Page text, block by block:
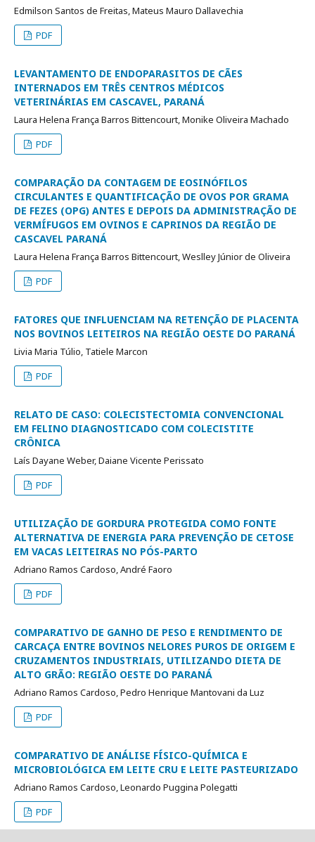
Edmilson Santos de Freitas, Mateus Mauro Dallavechia
PDF
LEVANTAMENTO DE ENDOPARASITOS DE CÃES
INTERNADOS EM TRÊS CENTROS MÉDICOS
VETERINÁRIAS EM CASCAVEL, PARANÁ
Laura Helena França Barros Bittencourt, Monike Oliveira Machado
PDF
COMPARAÇÃO DA CONTAGEM DE EOSINÓFILOS
CIRCULANTES E QUANTIFICAÇÃO DE OVOS POR GRAMA
DE FEZES (OPG) ANTES E DEPOIS DA ADMINISTRAÇÃO DE
VERMÍFUGOS EM OVINOS E CAPRINOS DA REGIÃO DE
CASCAVEL PARANÁ
Laura Helena França Barros Bittencourt, Weslley Júnior de Oliveira
PDF
FATORES QUE INFLUENCIAM NA RETENÇÃO DE PLACENTA
NOS BOVINOS LEITEIROS NA REGIÃO OESTE DO PARANÁ
Livia Maria Túlio, Tatiele Marcon
PDF
RELATO DE CASO: COLECISTECTOMIA CONVENCIONAL
EM FELINO DIAGNOSTICADO COM COLECISTITE
CRÔNICA
Laís Dayane Weber, Daiane Vicente Perissato
PDF
UTILIZAÇÃO DE GORDURA PROTEGIDA COMO FONTE
ALTERNATIVA DE ENERGIA PARA PREVENÇÃO DE CETOSE
EM VACAS LEITEIRAS NO PÓS-PARTO
Adriano Ramos Cardoso, André Faoro
PDF
COMPARATIVO DE GANHO DE PESO E RENDIMENTO DE
CARCAÇA ENTRE BOVINOS NELORES PUROS DE ORIGEM E
CRUZAMENTOS INDUSTRIAIS, UTILIZANDO DIETA DE
ALTO GRÃO: REGIÃO OESTE DO PARANÁ
Adriano Ramos Cardoso, Pedro Henrique Mantovani da Luz
PDF
COMPARATIVO DE ANÁLISE FÍSICO-QUÍMICA E
MICROBIOLÓGICA EM LEITE CRU E LEITE PASTEURIZADO
Adriano Ramos Cardoso, Leonardo Puggina Polegatti
PDF